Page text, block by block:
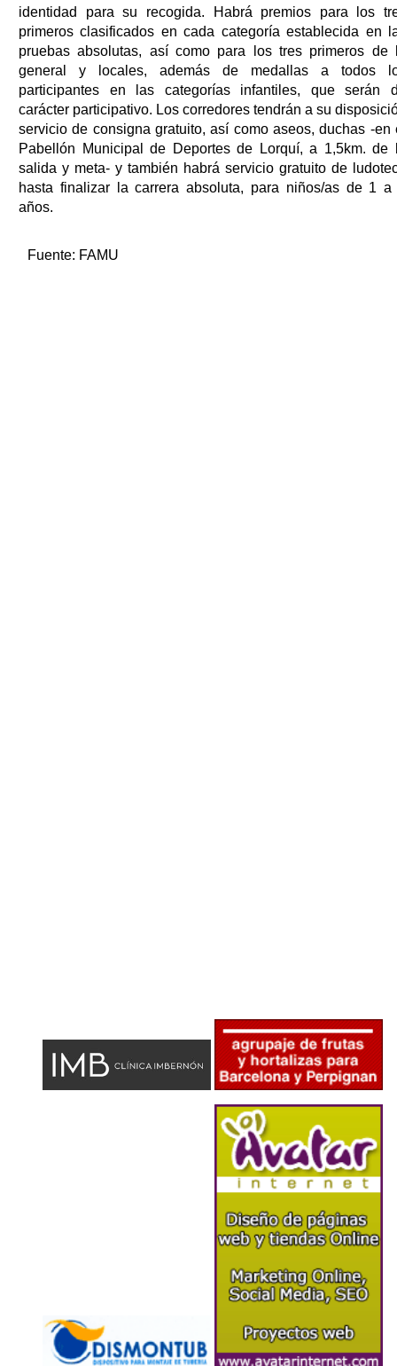
identidad para su recogida. Habrá premios para los
primeros clasificados en cada categoría establecida en
pruebas absolutas, así como para los tres primeros de
general y locales, además de medallas a todos
participantes en las categorías infantiles, que serán
carácter participativo. Los corredores tendrán a su
servicio de consigna gratuito, así como aseos, duchas -en
Pabellón Municipal de Deportes de Lorquí, a 1,5km. de
salida y meta- y también habrá servicio gratuito de
hasta finalizar la carrera absoluta, para niños/as de 1 a
años.
Fuente: FAMU